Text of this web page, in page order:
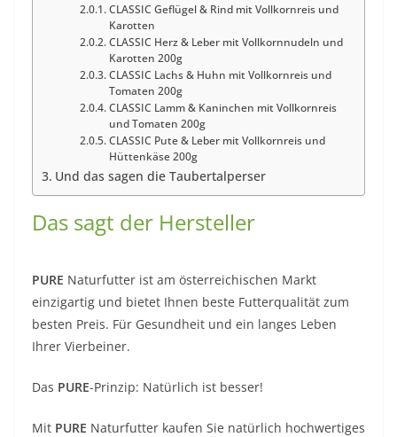
CLASSIC Geflügel & Rind mit Vollkornreis und
Karotten
CLASSIC Herz & Leber mit Vollkornnudeln und
Karotten 200g
CLASSIC Lachs & Huhn mit Vollkornreis und
Tomaten 200g
CLASSIC Lamm & Kaninchen mit Vollkornreis
und Tomaten 200g
CLASSIC Pute & Leber mit Vollkornreis und
Hüttenkäse 200g
Und das sagen die Taubertalperser
Das sagt der Hersteller
PURE Naturfutter ist am österreichischen Markt
einzigartig und bietet Ihnen beste Futterqualität zum
besten Preis. Für Gesundheit und ein langes Leben
Ihrer Vierbeiner.
Das PURE-Prinzip: Natürlich ist besser!
Mit PURE Naturfutter kaufen Sie natürlich hochwertiges